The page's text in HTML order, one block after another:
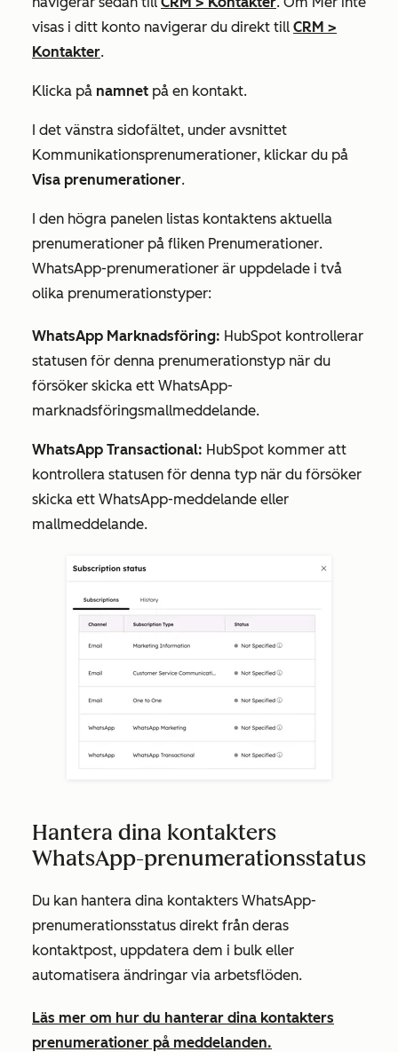
visas i ditt konto navigerar du direkt till CRM >
Kontakter.
Klicka på namnet på en kontakt.
I det vänstra sidofältet, under avsnittet
Kommunikationsprenumerationer, klickar du på
Visa prenumerationer.
I den högra panelen listas kontaktens aktuella
prenumerationer på fliken Prenumerationer.
WhatsApp-prenumerationer är uppdelade i två
olika prenumerationstyper:
WhatsApp Marknadsföring: HubSpot kontrollerar
statusen för denna prenumerationstyp när du
försöker skicka ett WhatsApp-
marknadsföringsmallmeddelande.
WhatsApp Transactional: HubSpot kommer att
kontrollera statusen för denna typ när du försöker
skicka ett WhatsApp-meddelande eller
mallmeddelande.
Hantera dina kontakters
WhatsApp-prenumerationsstatus
Du kan hantera dina kontakters WhatsApp-
prenumerationsstatus direkt från deras
kontaktpost, uppdatera dem i bulk eller
automatisera ändringar via arbetsflöden.
Läs mer om hur du hanterar dina kontakters
prenumerationer på meddelanden.